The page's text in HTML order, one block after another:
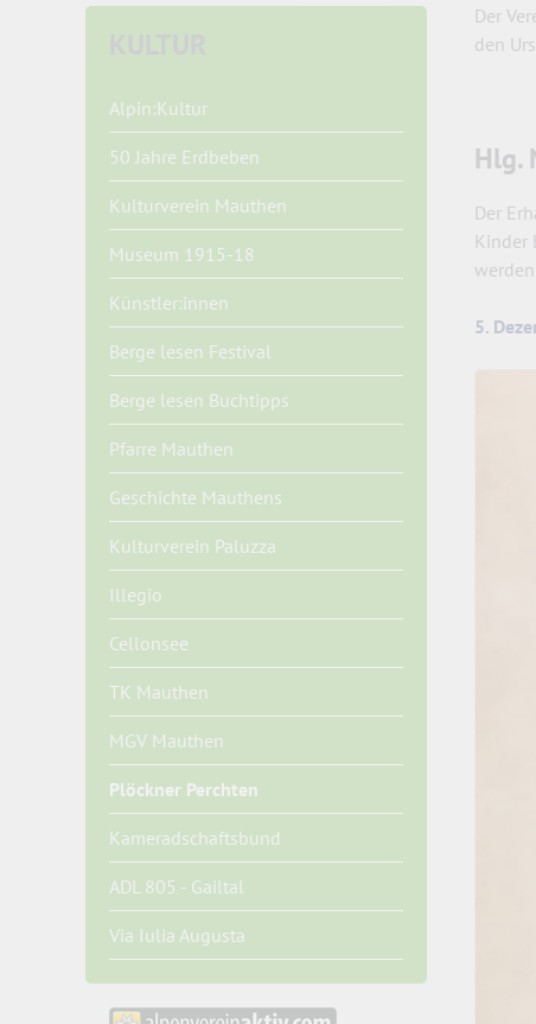
Alpin:Kultur
50 Jahre Erdbeben
Kulturverein Mauthen
Museum 1915-18
Künstler:innen
Berge lesen Festival
Berge lesen Buchtipps
Pfarre Mauthen
Geschichte Mauthens
Kulturverein Paluzza
Illegio
Cellonsee
TK Mauthen
MGV Mauthen
Plöckner Perchten
Kameradschaftsbund
ADL 805 - Gailtal
Via Iulia Augusta
Der
den
Hlg.
Der
Kinder
5.